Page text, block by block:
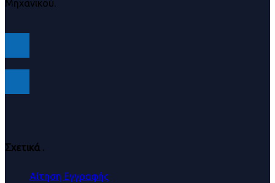
Μηχανικού.
Σχετικά .
Αίτηση Εγγραφής